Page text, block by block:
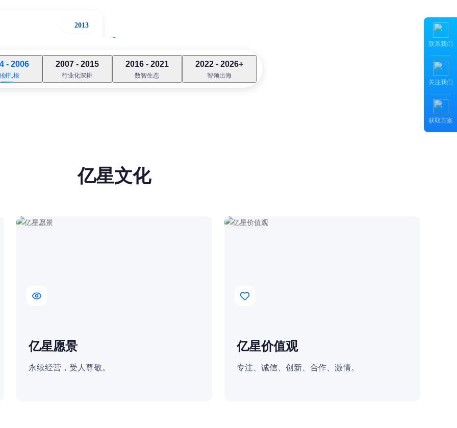
2013
业竞争壁垒
户及移动APP矩阵全线联
- 2006
扎根
2007 - 2015
行业化深耕
2016 - 2021
数智生态
2022 - 2026+
智领出海
亿星文化
亿星愿景
永续经营，受人尊敬。
亿星价值观
专注、诚信、创新、合作、激情。
联系我们
关注我们
获取方案